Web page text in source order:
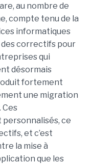
au nombre de
compte tenu de la
informatiques
correctifs pour
qui
désormais
fortement
une migration
Ces
ce
et c’est
la mise à
que les